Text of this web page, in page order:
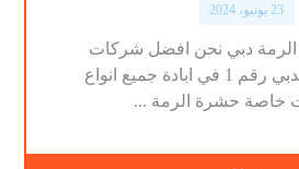
23 يونيو، 2024
دبي نحن افضل شركات
مكافحة الرمة بدبي رقم 1 في ابادة جميع انواع
خاصة حشرة الرمة ...